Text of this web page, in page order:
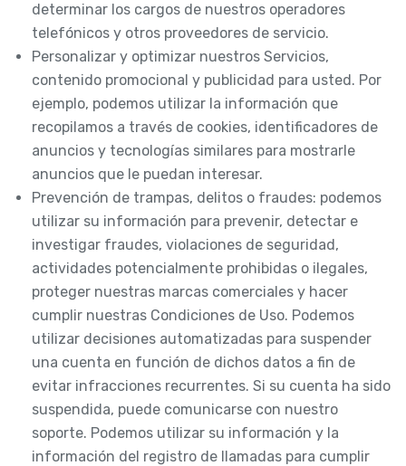
determinar los cargos de nuestros operadores
telefónicos y otros proveedores de servicio.
Personalizar y optimizar nuestros Servicios,
contenido promocional y publicidad para usted. Por
ejemplo, podemos utilizar la información que
recopilamos a través de cookies, identificadores de
anuncios y tecnologías similares para mostrarle
anuncios que le puedan interesar.
Prevención de trampas, delitos o fraudes: podemos
utilizar su información para prevenir, detectar e
investigar fraudes, violaciones de seguridad,
actividades potencialmente prohibidas o ilegales,
proteger nuestras marcas comerciales y hacer
cumplir nuestras Condiciones de Uso. Podemos
utilizar decisiones automatizadas para suspender
una cuenta en función de dichos datos a fin de
evitar infracciones recurrentes. Si su cuenta ha sido
suspendida, puede comunicarse con nuestro
soporte. Podemos utilizar su información y la
información del registro de llamadas para cumplir